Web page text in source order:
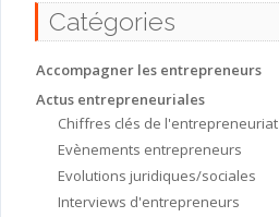
Catégories
Accompagner les entrepreneurs
Actus entrepreneuriales
Chiffres clés de l'entrepreneuriat
Evènements entrepreneurs
Evolutions juridiques/sociales
Interviews d'entrepreneurs